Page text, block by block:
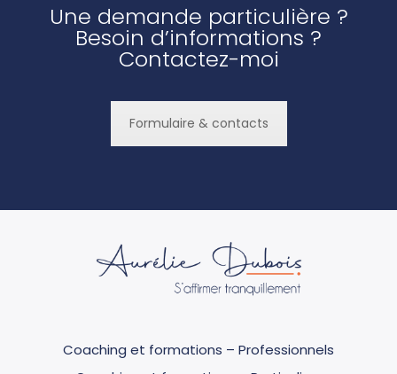
Une demande particulière ?
Besoin d’informations ?
Contactez-moi
Formulaire & contacts
Coaching et formations – Professionnels